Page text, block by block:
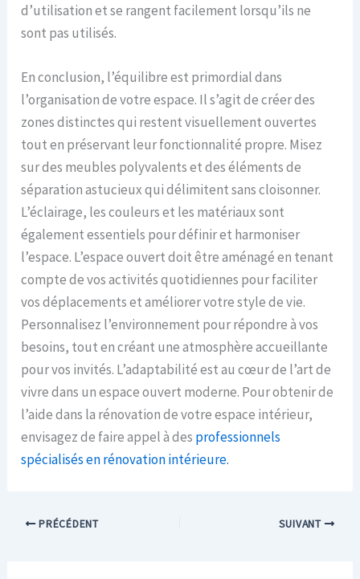
d’utilisation et se rangent facilement lorsqu’ils ne
sont pas utilisés.
En conclusion, l’équilibre est primordial dans
l’organisation de votre espace. Il s’agit de créer des
zones distinctes qui restent visuellement ouvertes
tout en préservant leur fonctionnalité propre. Misez
sur des meubles polyvalents et des éléments de
séparation astucieux qui délimitent sans cloisonner.
L’éclairage, les couleurs et les matériaux sont
également essentiels pour définir et harmoniser
l’espace. L’espace ouvert doit être aménagé en tenant
compte de vos activités quotidiennes pour faciliter
vos déplacements et améliorer votre style de vie.
Personnalisez l’environnement pour répondre à vos
besoins, tout en créant une atmosphère accueillante
pour vos invités. L’adaptabilité est au cœur de l’art de
vivre dans un espace ouvert moderne. Pour obtenir de
l’aide dans la rénovation de votre espace intérieur,
envisagez de faire appel à des professionnels
spécialisés en rénovation intérieure.
PRÉCÉDENT SUIVANT